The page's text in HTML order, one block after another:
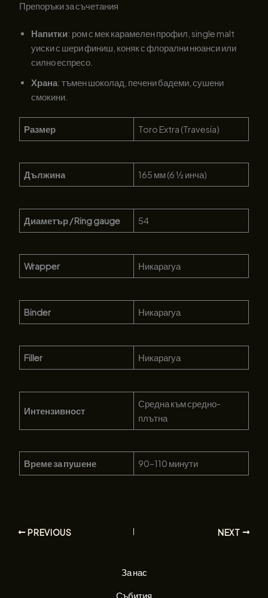
Препоръки за съчетания
Напитки: ром с мек карамелен профил, single malt
уиски с шери финиш, коняк с флорални нюанси или
силно еспресо.
Храна: тъмен шоколад, печени бадеми, сушени
смокини.
Размер Toro Extra (Travesía)
Дължина 165 мм (6 ½ инча)
Диаметър / Ring gauge 54
Wrapper Никарагуа
Binder Никарагуа
Filler Никарагуа
Интензивност
Средна към средно-
плътна
Време за пушене 90–110 минути
PREVIOUS NEXT
За нас
Събития